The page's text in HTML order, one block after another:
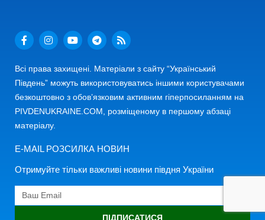
Всі права захищені. Матеріали з сайту “Український
Південь” можуть використовуватись іншими користувачами
безкоштовно з обов’язковим активним гіперпосиланням на
PIVDENUKRAINE.COM, розміщеному в першому абзаці
матеріалу.
E-MAIL РОЗСИЛКА НОВИН
Отримуйте тільки важливі новини півдня України
ПІДПИСАТИСЯ